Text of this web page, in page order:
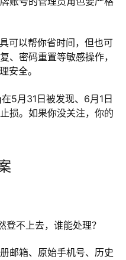
可以帮你省时间，但也可
、密码重置等敏感操作，
安全。
5月31日被发现、6月1日
损。如果你没关注，你的
不上去，谁能处理？
邮箱、原始手机号、历史